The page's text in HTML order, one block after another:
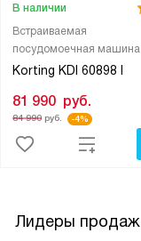
Встраиваемая
посудомоечная машина
Korting KDI 60898 I
В наличии
81 990 руб.
84 990руб. -4%
Лидеры продаж